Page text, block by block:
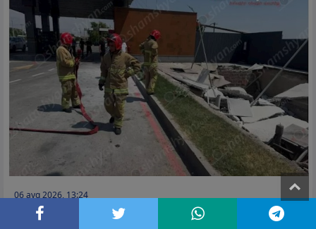
06 avq 2026, 13:24
Ermənistanda partlayış –Ölən və